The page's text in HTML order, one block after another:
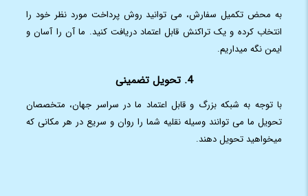
به محض تکمیل سفارش، می توانید روش پرداخت مورد نظر خود را
انتخاب کرده و یک تراکنش قابل اعتماد دریافت کنید. ما آن را آسان و
ایمن نگه میداریم.
4. تحویل تضمینی
با توجه به شبکه بزرگ و قابل اعتماد ما در سراسر جهان، متخصصان
تحویل ما می توانند وسیله نقلیه شما را روان و سریع در هر مکانی که
میخواهید تحویل دهند.